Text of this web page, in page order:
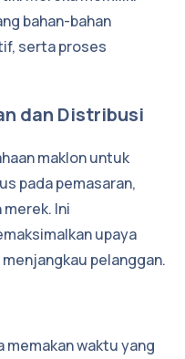
bahan-bahan
serta proses
dan Distribusi
maklon untuk
pada pemasaran,
Ini
upaya
pelanggan.
waktu yang